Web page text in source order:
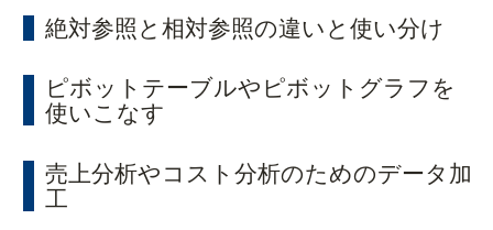
絶対参照と相対参照の違いと使い分け
ピボットテーブルやピボットグラフを
使いこなす
売上分析やコスト分析のためのデータ加
工